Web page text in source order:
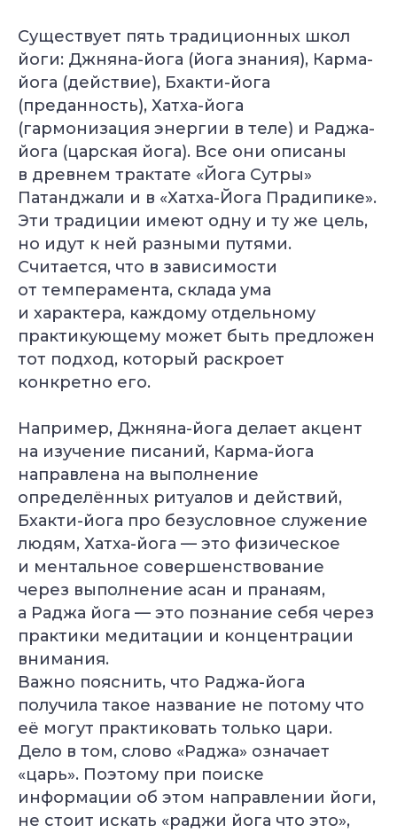
Существует пять традиционных школ
йоги: Джняна-йога (йога знания), Карма-
йога (действие), Бхакти-йога
(преданность), Хатха-йога
(гармонизация энергии в теле) и Раджа-
йога (царская йога). Все они описаны
в древнем трактате «Йога Сутры»
Патанджали и в «Хатха-Йога Прадипике».
Эти традиции имеют одну и ту же цель,
но идут к ней разными путями.
Считается, что в зависимости
от темперамента, склада ума
и характера, каждому отдельному
практикующему может быть предложен
тот подход, который раскроет
конкретно его.
Например, Джняна-йога делает акцент
на изучение писаний, Карма-йога
направлена на выполнение
определённых ритуалов и действий,
Бхакти-йога про безусловное служение
людям, Хатха-йога — это физическое
и ментальное совершенствование
через выполнение асан и пранаям,
а Раджа йога — это познание себя через
практики медитации и концентрации
внимания.
Важно пояснить, что Раджа-йога
получила такое название не потому что
её могут практиковать только цари.
Дело в том, слово «Раджа» означает
«царь». Поэтому при поиске
информации об этом направлении йоги,
не стоит искать «раджи йога что это»,